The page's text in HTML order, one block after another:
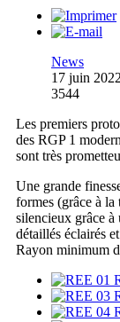
News
17 juin 2022
3544
Les premiers
des RGP 1
sont très
Une grande
formes (grâce à
silencieux grâce à
détaillés éclairés
Rayon minimum